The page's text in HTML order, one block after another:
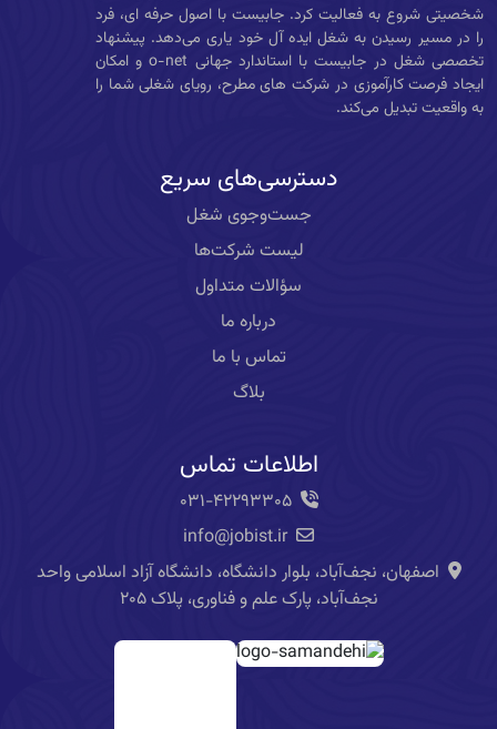
شخصیتی شروع به فعالیت کرد. جابیست با اصول حرفه ای، فرد
را در مسیر رسیدن به شغل ایده آل خود یاری می‌دهد. پیشنهاد
تخصصی شغل در جابیست با استاندارد جهانی o-net و امکان
ایجاد فرصت کارآموزی در شرکت های مطرح، رویای شغلی شما را
به واقعیت تبدیل می‌کند.
دسترسی‌های سریع
جست‌وجوی شغل
لیست شرکت‌ها
سؤالات متداول
درباره ما
تماس با ما
بلاگ
اطلاعات تماس
۰۳۱-۴۲۲۹۳۳۰۵
info@jobist.ir
اصفهان، نجف‌آباد، بلوار دانشگاه، دانشگاه آزاد اسلامی واحد
نجف‌آباد، پارک علم و فناوری، پلاک ۲۰۵